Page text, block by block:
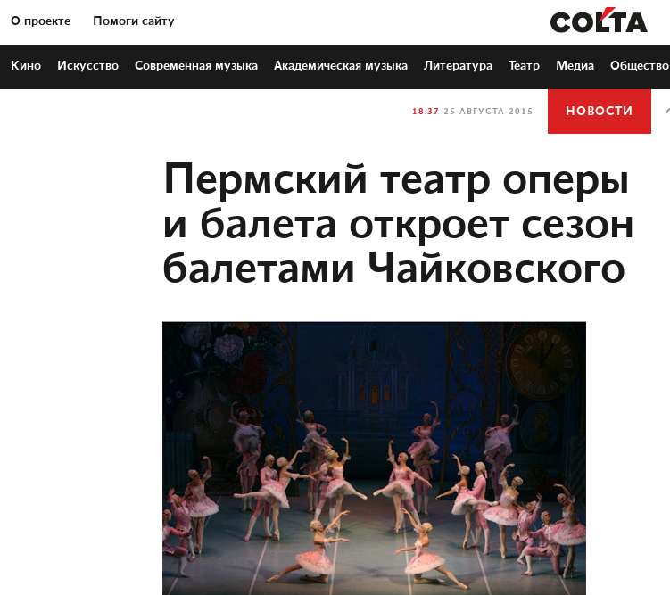
О проекте Помоги сайту
Кино Искусство Современная музыка Академическая музыка Литература Театр Медиа Общество
18:37 25 АВГУСТА 2015 НОВОСТИ
Пермский театр оперы
и балета откроет сезон
балетами Чайковского